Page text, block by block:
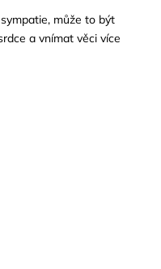
může to být
a vnímat věci více